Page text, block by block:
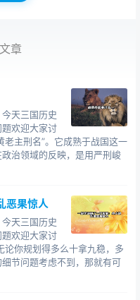
名。
一个年轻、铁血、铁腕
崛起的故事。《曹操》
雄人物，再次燃起了我
重头大戏，汇集了赵立
，古巨基，林妙可，王
祝延平，贾兆晋等众多
章
天三国历史
欢迎大家讨
主刑名”。它成熟于战国这一
治领域的反映，是用严刑峻
恶果惊人
天三国历史
欢迎大家讨
你规划得多么十拿九稳，多
节问题考虑不到，那就有可